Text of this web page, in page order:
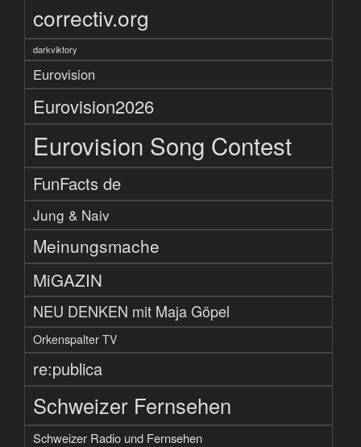
correctiv.org
darkviktory
Eurovision
Eurovision2026
Eurovision Song Contest
FunFacts de
Jung & Naiv
Meinungsmache
MiGAZIN
NEU DENKEN mit Maja Göpel
Orkenspalter TV
re:publica
Schweizer Fernsehen
Schweizer Radio und Fernsehen